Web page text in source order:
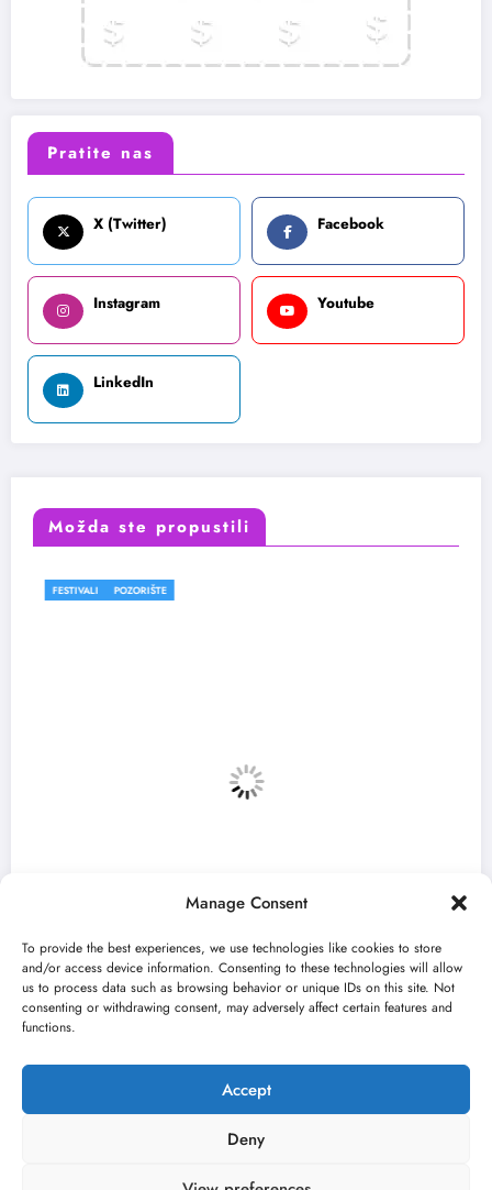
Manage Consent
To provide the best experiences, we use technologies like cookies to store
and/or access device information. Consenting to these technologies will allow
us to process data such as browsing behavior or unique IDs on this site. Not
consenting or withdrawing consent, may adversely affect certain features and
functions.
Accept
Deny
Pratite nas
X (Twitter) Facebook
Instagram Youtube
LinkedIn
Možda ste propustili
otvara 59. Bitef u